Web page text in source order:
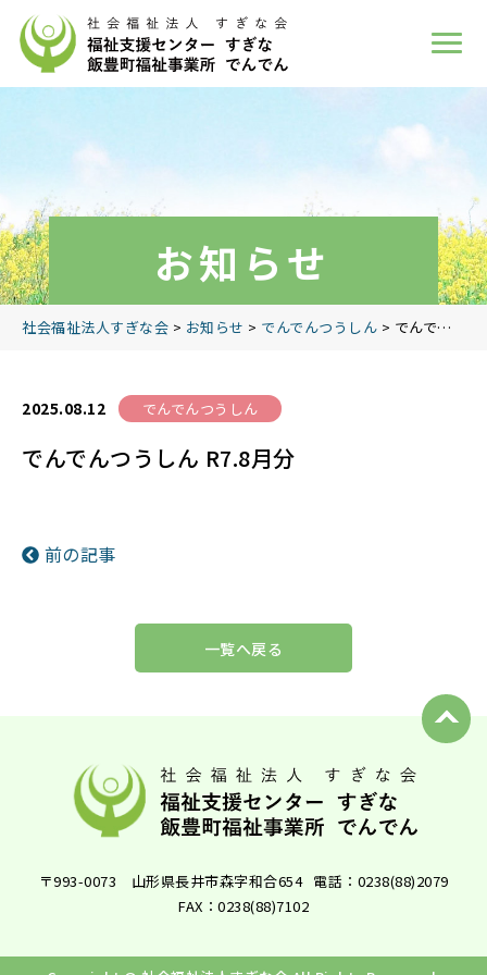
お知らせ
社会福祉法人すぎな会 > お知らせ > でんでんつうしん > でんでんつうしん R7.8月分
2025.08.12 でんでんつうしん
でんでんつうしん R7.8月分
前の記事
一覧へ戻る
〒993-0073 山形県長井市森字和合654 電話：0238(88)2079
FAX：0238(88)7102